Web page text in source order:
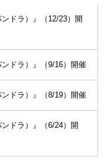
ドラ）』（12/23）開
ンドラ）』（9/16）開催
ンドラ）』（8/19）開催
ドラ）』（6/24）開